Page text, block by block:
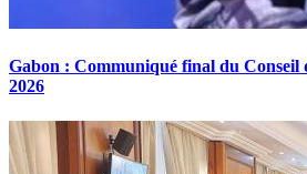
Gabon : Communiqué final du Conseil
2026